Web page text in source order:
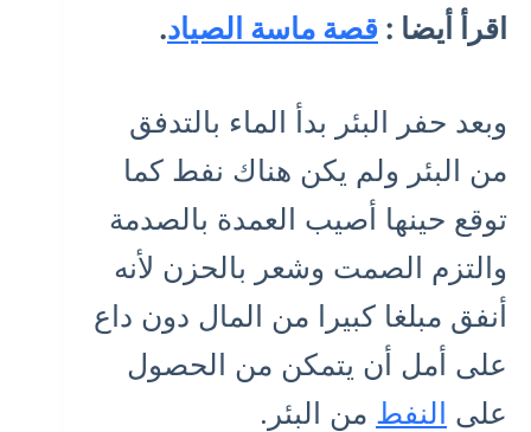
اقرأ أيضا : قصة ماسة الصياد.
وبعد حفر البئر بدأ الماء بالتدفق
من البئر ولم يكن هناك نفط كما
توقع حينها أصيب العمدة بالصدمة
والتزم الصمت وشعر بالحزن لأنه
أنفق مبلغا كبيرا من المال دون داع
على أمل أن يتمكن من الحصول
على النفط من البئر.